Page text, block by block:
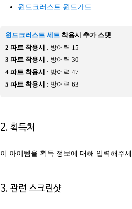
윈드크러스트 윈드가드
윈드크러스트 세트 착용시 추가 스탯
2 파트 착용시 : 방어력 15
3 파트 착용시 : 방어력 30
4 파트 착용시 : 방어력 47
5 파트 착용시 : 방어력 63
2. 획득처
이 아이템을 획득 정보에 대해 입력해주
3. 관련 스크린샷